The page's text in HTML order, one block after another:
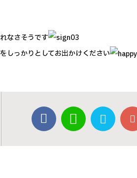
なさそうです
しっかりとしてお出かけください